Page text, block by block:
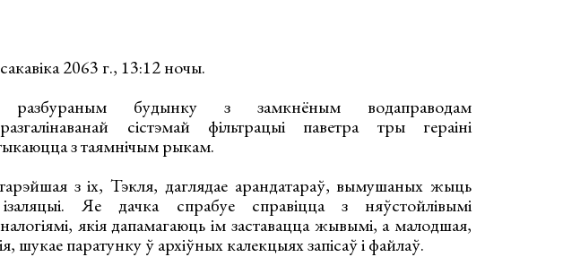
2063 г., 13:12 ночы.
будынку з замкнёным водаправодам
сістэмай фільтрацыі паветра тры гераіні
з таямнічым рыкам.
з іх, Тэкля, ​​даглядае арандатараў, вымушаных жыць
Яе дачка спрабуе справіцца з няўстойлівымі
якія дапамагаюць ім заставацца жывымі, а малодшая,
шукае паратунку ў архіўных калекцыях запісаў і файлаў.